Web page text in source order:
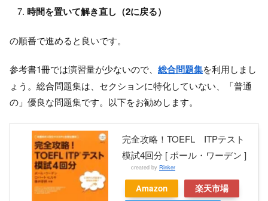
時間を置いて解き直し（2に戻る）
の順番で進めると良いです。
参考書1冊では演習量が少ないので、 総合問題集を利用しまし
ょう。総合問題集は、セクションに特化していない、「普通
の」優良な問題集です。以下をお勧めします。
完全攻略！TOEFL ITPテスト
模試4回分 [ ポール・ワーデン ]
created by Rinker
Amazon
楽天市場